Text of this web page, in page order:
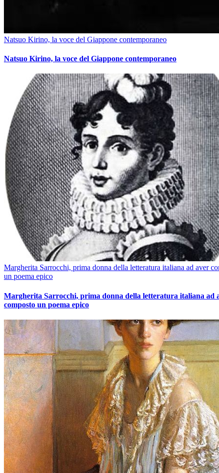
Natsuo Kirino, la voce del Giappone contemporaneo
Natsuo Kirino, la voce del Giappone contemporaneo
Margherita Sarrocchi, prima donna della letteratura italiana ad aver
un poema epico
Margherita Sarrocchi, prima donna della letteratura italiana ad
composto un poema epico